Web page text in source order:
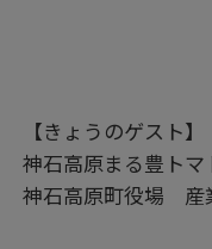
【きょうのゲスト】
神石高原まる豊ト
神石高原町役場